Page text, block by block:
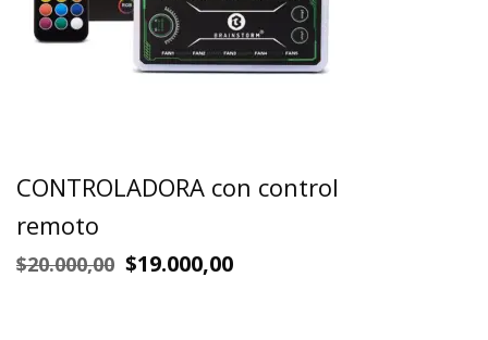
CONTROLADORA con control
remoto
$20.000,00 $19.000,00